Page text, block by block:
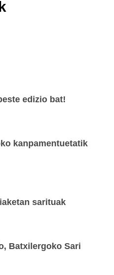
edizio bat!
kanpamentuetatik
sarituak
Batxilergoko Sari